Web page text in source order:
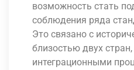
возможность стать
соблюдения ряда
Это связано с
близостью двух
интеграционными